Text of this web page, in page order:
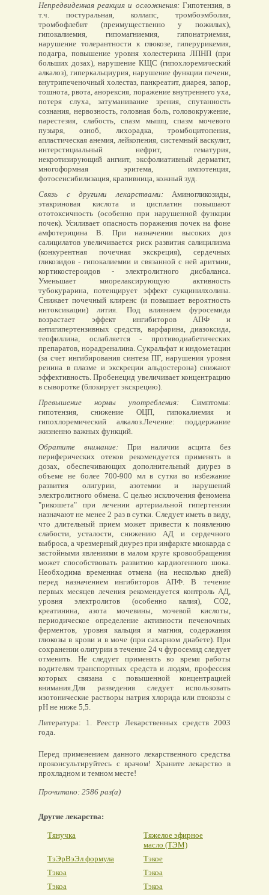
Непредвиденная реакция и осложнения:Гипотензия, в
т.ч. постуральная, коллапс, тромбоэмболия,
тромбофлебит (преимущественно у пожилых),
гипокалиемия, гипомагниемия, гипонатриемия,
нарушение толерантности к глюкозе, гиперурикемия,
подагра, повышение уровня холестерина ЛПНП (при
больших дозах), нарушение КЩС (гипохлоремический
алкалоз), гиперкальциурия, нарушение функции печени,
внутрипеченочный холестаз, панкреатит, диарея, запор,
тошнота, рвота, анорексия, поражение внутреннего уха,
потеря слуха, затуманивание зрения, спутанность
сознания, нервозность, головная боль, головокружение,
парестезия, слабость, спазм мышц, спазм мочевого
пузыря, озноб, лихорадка, тромбоцитопения,
апластическая анемия, лейкопения, системный васкулит,
интерстициальный нефрит, гематурия,
некротизирующий ангиит, эксфолиативный дерматит,
многоформная эритема, импотенция,
фотосенсибилизация, крапивница, кожный зуд.
Связь с другими лекарствами:Аминогликозиды,
этакриновая кислота и цисплатин повышают
ототоксичность (особенно при нарушенной функции
почек). Усиливает опасность поражения почек на фоне
амфотерицина B. При назначении высоких доз
салицилатов увеличивается риск развития салицилизма
(конкурентная почечная экскреция), сердечных
гликозидов - гипокалиемии и связанной с ней аритмии,
кортикостероидов - электролитного дисбаланса.
Уменьшает миорелаксирующую активность
тубокурарина, потенцирует эффект сукцинилхолина.
Снижает почечный клиренс (и повышает вероятность
интоксикации) лития. Под влиянием фуросемида
возрастает эффект ингибиторов АПФ и
антигипертензивных средств, варфарина, диазоксида,
теофиллина, ослабляется - противодиабетических
препаратов, норадреналина. Сукральфат и индометацин
(за счет ингибирования синтеза ПГ, нарушения уровня
ренина в плазме и экскреции альдостерона) снижают
эффективность. Пробенецид увеличивает концентрацию
в сыворотке (блокирует экскрецию).
Превышение нормы употребления: Симптомы:
гипотензия, снижение ОЦП, гипокалиемия и
гипохлоремический алкалоз.Лечение: поддержание
жизненно важных функций.
Обратите внимание: При наличии асцита без
периферических отеков рекомендуется применять в
дозах, обеспечивающих дополнительный диурез в
объеме не более 700-900 мл в сутки во избежание
развития олигурии, азотемии и нарушений
электролитного обмена. С целью исключения феномена
"рикошета" при лечении артериальной гипертензии
назначают не менее 2 раз в сутки. Следует иметь в виду,
что длительный прием может привести к появлению
слабости, усталости, снижению АД и сердечного
выброса, а чрезмерный диурез при инфаркте миокарда с
застойными явлениями в малом круге кровообращения
может способствовать развитию кардиогенного шока.
Необходима временная отмена (на несколько дней)
перед назначением ингибиторов АПФ. В течение
первых месяцев лечения рекомендуется контроль АД,
уровня электролитов (особенно калия), CO2,
креатинина, азота мочевины, мочевой кислоты,
периодическое определение активности печеночных
ферментов, уровня кальция и магния, содержания
глюкозы в крови и в моче (при сахарном диабете). При
сохранении олигурии в течение 24 ч фуросемид следует
отменить. Не следует применять во время работы
водителям транспортных средств и людям, профессия
которых связана с повышенной концентрацией
внимания.Для разведения следует использовать
изотонические растворы натрия хлорида или глюкозы с
pH не ниже 5,5.
Литература: 1. Реестр Лекарственных средств 2003
года.
Перед применением данного лекарственного средства
проконсультируйтесь с врачом! Храните лекарство в
прохладном и темном месте!
Прочитано: 2586 раз(а)
Другие лекарства:
Тянучка
Тяжелое эфирное
масло (ТЭМ)
ТэЭрВэЭл формула
Тэкое
Тэкоа
Тэкоа
Тэкоа
Тэкоа